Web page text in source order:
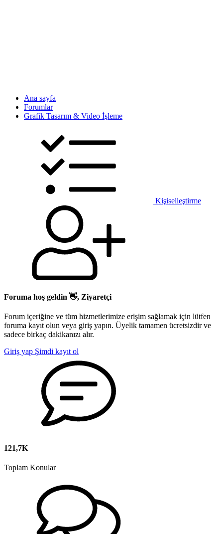
Ana sayfa
Forumlar
Grafik Tasarım & Video İşleme
Kişiselleştirme
Foruma hoş geldin 👋, Ziyaretçi
Forum içeriğine ve tüm hizmetlerimize erişim sağlamak için lütfen
foruma kayıt olun veya giriş yapın. Üyelik tamamen ücretsizdir ve
sadece birkaç dakikanızı alır.
Giriş yap Şimdi kayıt ol
121,7K
Toplam Konular